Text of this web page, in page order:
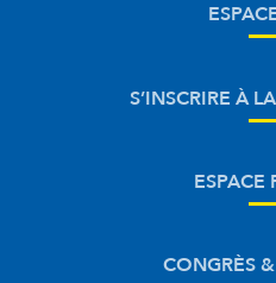
S’INSCRIRE À
ESPACE
CONGRÈS